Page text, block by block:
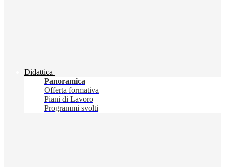
Didattica
Panoramica
Offerta formativa
Piani di Lavoro
Programmi svolti